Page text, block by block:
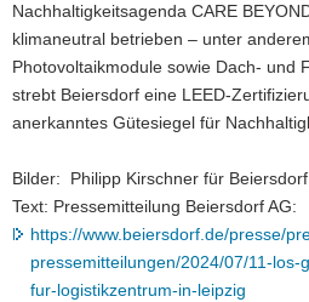
Nachhaltigkeitsagenda CARE
klimaneutral betrieben – unter
Photovoltaikmodule sowie Dach- und
strebt Beiersdorf eine LEED-
anerkanntes Gütesiegel für
Bilder: Philipp Kirschner für Beiersdorf
Text: Pressemitteilung Beiersdorf AG:
https://www.beiersdorf.de/presse/
pressemitteilungen/2024/07/11-
fur-logistikzentrum-in-leipzig